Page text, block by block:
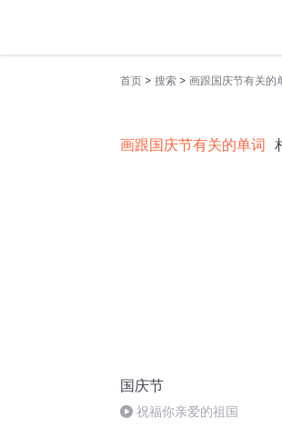
首页 > 搜索 > 画跟国庆节有关的
画跟国庆节有关的单词
国庆节
祝福你亲爱的祖国